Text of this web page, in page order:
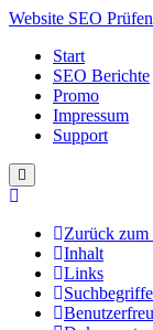
Website SEO Prüfen
Start
SEO Berichte
Promo
Impressum
Support
Zurück zum
Inhalt
Links
Suchbegriffe